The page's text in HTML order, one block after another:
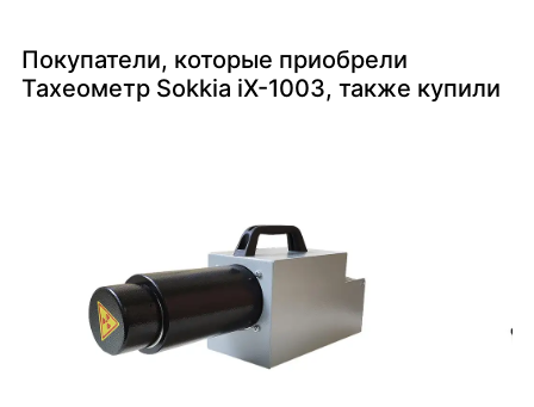
Покупатели, которые приобрели
Тахеометр Sokkia iX-1003, также купили